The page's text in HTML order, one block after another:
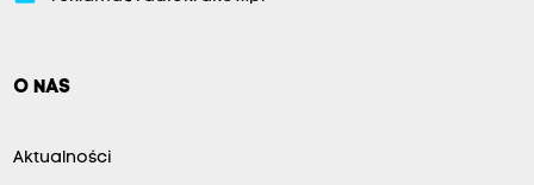
O NAS
Aktualności